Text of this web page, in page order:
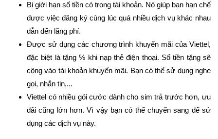
Bị giới hạn số tiền có trong tài khoản. Nó giúp bạn hạn chế
được việc đăng ký cùng lúc quá nhiều dịch vụ khác nhau
dẫn đến lãng phí.
Được sử dụng các chương trình khuyến mãi của Viettel,
đặc biệt là tặng % khi nạp thẻ điện thoại. Số tiền tặng sẽ
cộng vào tài khoản khuyến mãi. Bạn có thể sử dụng nghe
gọi, nhắn tin,...
Viettel có nhiều gói cước dành cho sim trả trước hơn, ưu
đãi cũng lớn hơn. Vì vậy bạn có thể chuyển sang để sử
dụng các dịch vụ này.